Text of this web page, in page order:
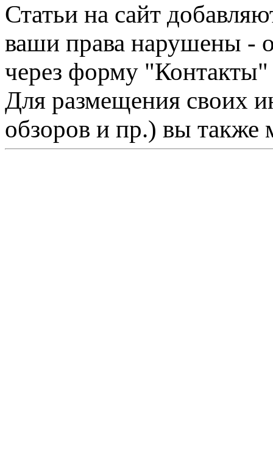
Статьи на сайт
ваши права нарушены -
через форму "Контакты"
Для размещения своих
обзоров и пр.) вы также